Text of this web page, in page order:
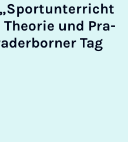
und Pra­
Tag